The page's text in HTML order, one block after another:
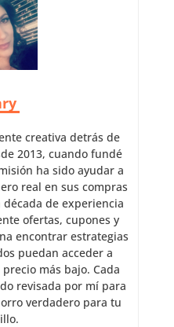
creativa detrás de
2013, cuando fundé
ha sido ayudar a
real en sus compras
de experiencia
ofertas, cupones y
encontrar estrategias
puedan acceder a
más bajo. Cada
revisada por mí para
verdadero para tu